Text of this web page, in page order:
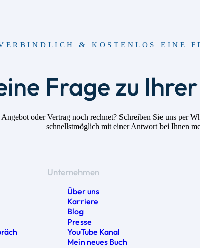
& KOSTENLOS EINE
Frage zu
oder Vertrag noch rechnet? Schreiben Sie uns per
schnellstmöglich mit einer Antwort bei Ihnen
Unternehmen
Über uns
Karriere
Blog
Presse
YouTube Kanal
Mein neues Buch